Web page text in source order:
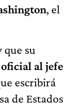
, el
que su
al jefe
escribirá
de Estados